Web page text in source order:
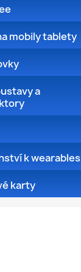
mobily tablety
a
k wearables
karty